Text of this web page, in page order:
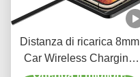
Distanza di ricarica 8mm
Car Wireless Charging
Elegante Compatto
Ottenga il migliore